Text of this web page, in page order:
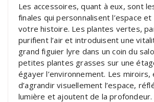
Les accessoires, quant à eux, sont
finales qui personnalisent l’espace
votre histoire. Les plantes vertes,
purifient l’air et introduisent une
grand figuier lyre dans un coin du
petites plantes grasses sur une
égayer l’environnement. Les miroirs,
d’agrandir visuellement l’espace,
lumière et ajoutent de la profondeur.